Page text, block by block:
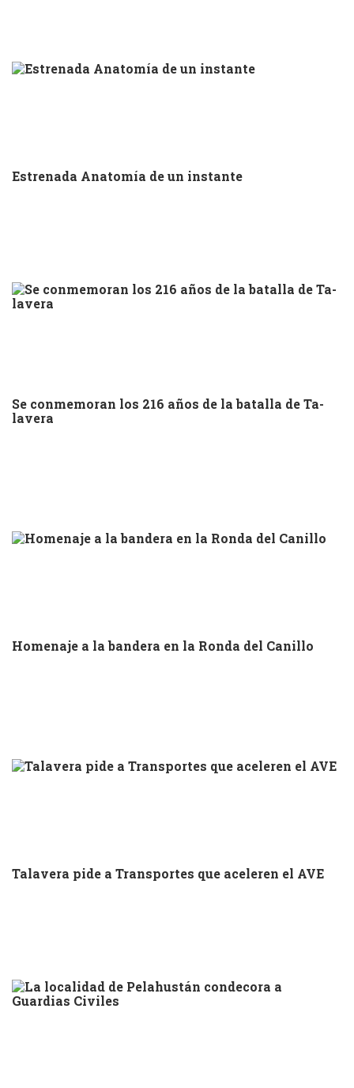
Estrenada Anatomía de un instante
Se conmemoran los 216 años de la batalla de Ta-
lavera
Homenaje a la bandera en la Ronda del Canillo
Talavera pide a Transportes que aceleren el AVE